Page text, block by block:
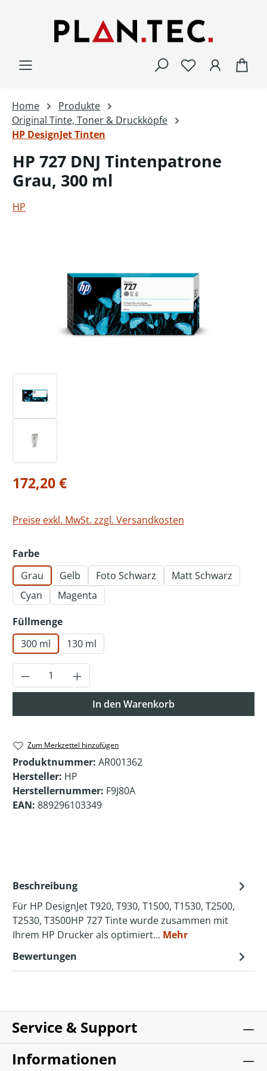
Home
Produkte
Original Tinte, Toner & Druckköpfe
HP DesignJet Tinten
HP 727 DNJ Tintenpatrone
Grau, 300 ml
HP
Regulärer Preis:
172,20 €
Preise exkl. MwSt. zzgl. Versandkosten
Farbeauswählen
Grau
Gelb Foto Schwarz
Matt Schwarz
Cyan
Magenta
Füllmengeauswählen
300 ml
130 ml
Produkt Anzahl: Gib den gewünschten
In den Warenkorb
Zum Merkzettel hinzufügen
Produktnummer: AR001362
Hersteller: HP
Herstellernummer: F9J80A
EAN: 889296103349
Beschreibung
Für HP DesignJet T920, T930, T1500, T1530, T2500,
T2530, T3500HP 727 Tinte wurde zusammen mit
Ihrem HP Drucker als optimiert… Mehr
Bewertungen
Service & Support
Informationen